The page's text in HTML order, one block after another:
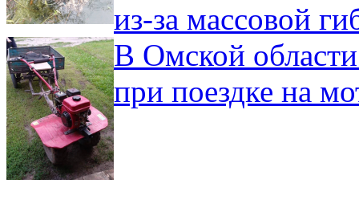
из-за массовой
В Омской
при поездке на